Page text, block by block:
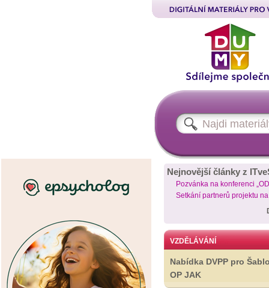
Nejnovější články z
Pozvánka na konferenci
Setkání partnerů projektu
VZDĚLÁVÁNÍ
Nabídka DVPP pro
OP JAK